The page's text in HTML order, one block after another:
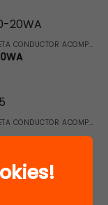
TRANSPALETA CONDUCTOR ACOMPAÑADO
TRANSPALETA CONDUCTOR ACOMPAÑADO